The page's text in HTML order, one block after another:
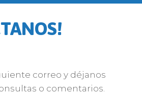
correo y déjanos
o comentarios.